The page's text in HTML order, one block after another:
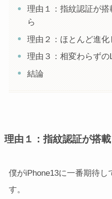
理由１：指紋認証が
ら
理由２：ほとんど進化
理由３：相変わらず
結論
理由１：指紋認証が搭
僕がiPhone13に一番期待
す。